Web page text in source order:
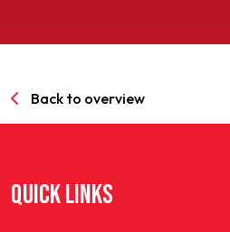
Back to overview
QUICK LINKS